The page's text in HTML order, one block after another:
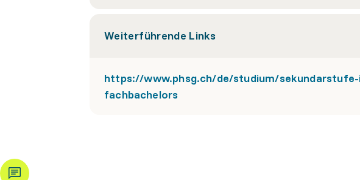
Weiterführende Links
https://www.phsg.ch/de/studium/
fachbachelors